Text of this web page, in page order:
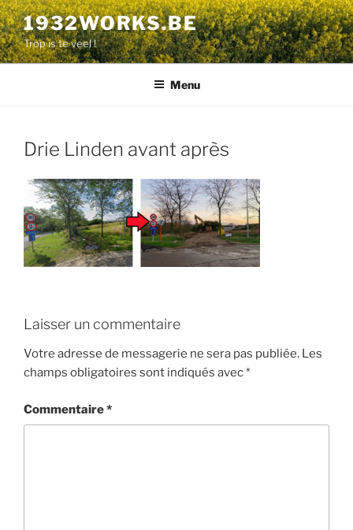
Aller
au
contenu
principal
1932WORKS.BE
Trop is te veel !
Menu
Drie Linden avant après
Laisser un commentaire
Votre adresse de messagerie ne sera pas publiée. Les
champs obligatoires sont indiqués avec*
Commentaire*